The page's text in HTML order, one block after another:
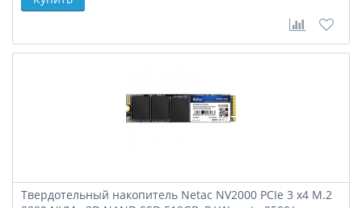
В В
Твердотельный накопитель Netac NV2000 PCIe 3 x4 M.2